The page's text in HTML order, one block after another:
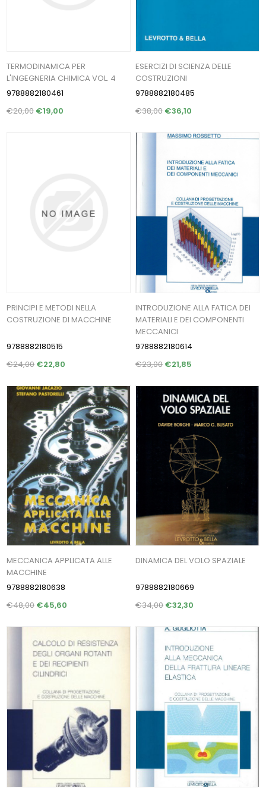
TERMODINAMICA PER
L'INGEGNERIA CHIMICA VOL. 4
9788882180461
€20,00 €19,00
ESERCIZI DI SCIENZA DELLE
COSTRUZIONI
9788882180485
€38,00€36,10
PRINCIPI E METODI NELLA
COSTRUZIONE DI MACCHINE
9788882180515
€24,00 €22,80
INTRODUZIONE ALLA FATICA DEI
MATERIALI E DEI COMPONENTI
MECCANICI
9788882180614
€23,00€21,85
MECCANICA APPLICATA ALLE
MACCHINE
9788882180638
€48,00 €45,60
DINAMICA DEL VOLO SPAZIALE
9788882180669
€34,00€32,30